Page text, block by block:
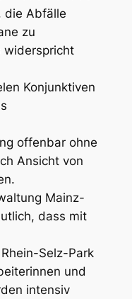
die Abfälle
zu
widerspricht
Konjunktiven
offenbar ohne
Ansicht von
Mainz-
dass mit
Selz-Park
und
intensiv